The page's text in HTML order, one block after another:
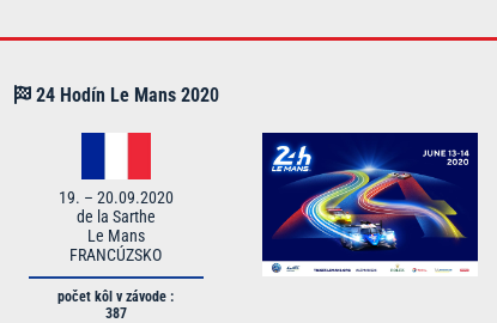
24 Hodín Le Mans 2020
19. – 20.09.2020
de la Sarthe
Le Mans
FRANCÚZSKO
počet kôl v závode :
387